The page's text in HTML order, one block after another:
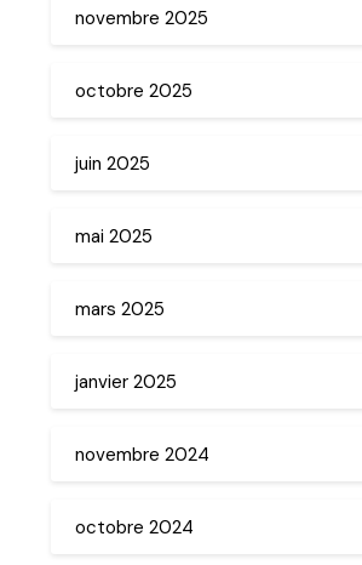
novembre 2025
octobre 2025
juin 2025
mai 2025
mars 2025
janvier 2025
novembre 2024
octobre 2024